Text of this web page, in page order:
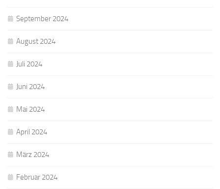
September 2024
August 2024
Juli 2024
Juni 2024
Mai 2024
April 2024
März 2024
Februar 2024